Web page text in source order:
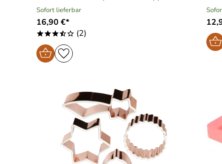
Sofort lieferbar
16,90 €*
***/o (2)